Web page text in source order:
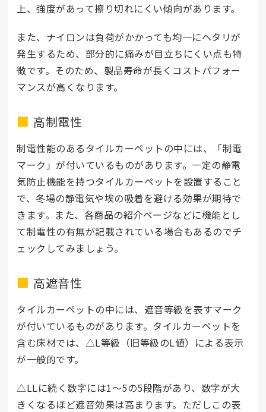
上、強度があって擦り切れにくい傾向があります。
また、ナイロンは負荷がかかっても均一にヘタリが
発生するため、部分的に痛みが目立ちにくい点も特
徴です。そのため、製品寿命が長くコストパフォー
マンスが高くなります。
高制電性
制電性能のあるタイルカーペットの中には、「制電
マーク」が付いているものがあります。一定の静電
気防止機能を持つタイルカーペットを設置すること
で、冬場の静電気や埃の吸着を避ける効果が期待で
きます。また、各商品の紹介ページなどに機能とし
て制電性の有無が記載されている場合もあるのでチ
ェックしてみましょう。
高遮音性
タイルカーペットの中には、遮音等級を表すマーク
が付いているものがあります。タイルカーペットを
含む床材では、△L等級（旧等級のL値）による表示
が一般的です。
△LLに続く数字には1〜5の5段階があり、数字が大
きくなるほど遮音効果は高まります。ただしこの表